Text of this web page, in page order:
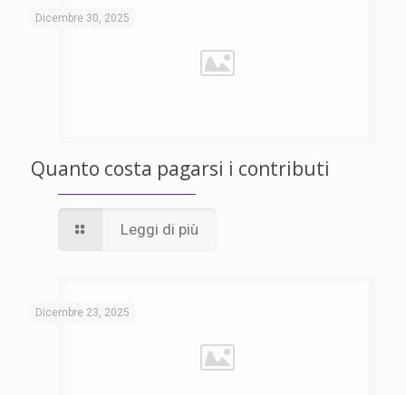
Dicembre 30, 2025
Quanto costa pagarsi i contributi
Leggi di più
Dicembre 23, 2025